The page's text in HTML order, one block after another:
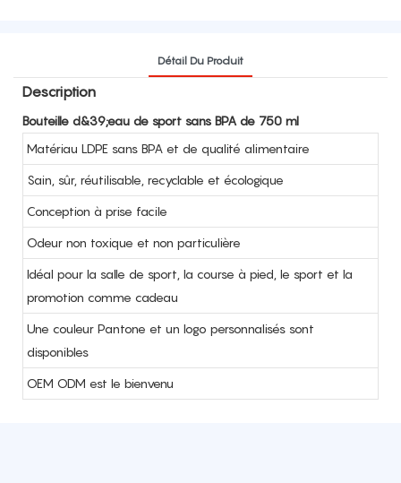
Détail Du Produit
Description
Bouteille d&39;eau de sport sans BPA de 750 ml
Matériau LDPE sans BPA et de qualité alimentaire
Sain, sûr, réutilisable, recyclable et écologique
Conception à prise facile
Odeur non toxique et non particulière
Idéal pour la salle de sport, la course à pied, le sport et la
promotion comme cadeau
Une couleur Pantone et un logo personnalisés sont
disponibles
OEM ODM est le bienvenu